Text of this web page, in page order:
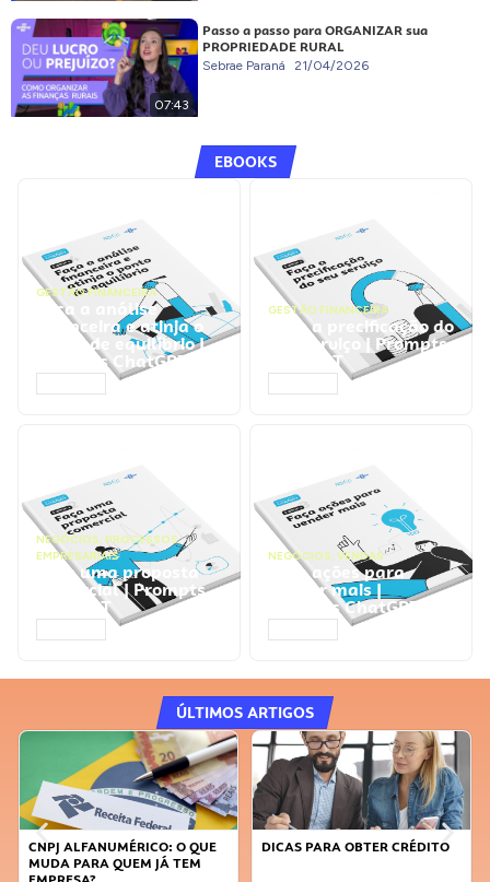
07:43
Passo a passo para ORGANIZAR sua
PROPRIEDADE RURAL
Sebrae Paraná 21/04/2026
EBOOKS
GESTÃO FINANCEIRA
Faça a análise
financeira e atinja o
ponto de equilíbrio |
Prompts ChatGPT
GESTÃO FINANCEIRA
Faça a precificação do
seu serviço | Prompts
ChatGPT
NEGÓCIOS, PROCESSOS
EMPRESARIAIS
Faça uma proposta
comercial | Prompts
ChatGPT
NEGÓCIOS, VENDAS
Faça ações para
vender mais |
Prompts ChatGPT
ÚLTIMOS ARTIGOS
CNPJ ALFANUMÉRICO: O QUE
MUDA PARA QUEM JÁ TEM
DICAS PARA OBTER CRÉDITO